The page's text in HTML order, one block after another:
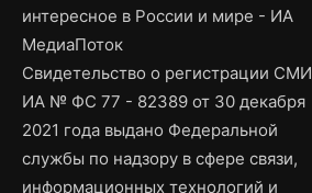
интересное в России и мире - ИА
МедиаПоток
Свидетельство о регистрации СМИ
ИА № ФС 77 - 82389 от 30 декабря
2021 года выдано Федеральной
службы по надзору в сфере связи,
информационных технологий и